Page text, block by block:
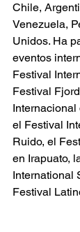
Chile,
Venezuela,
Unidos. Ha
eventos
Festival
Festival
Internacional
el Festival
Ruido, el
en Irapuato,
International
Festival